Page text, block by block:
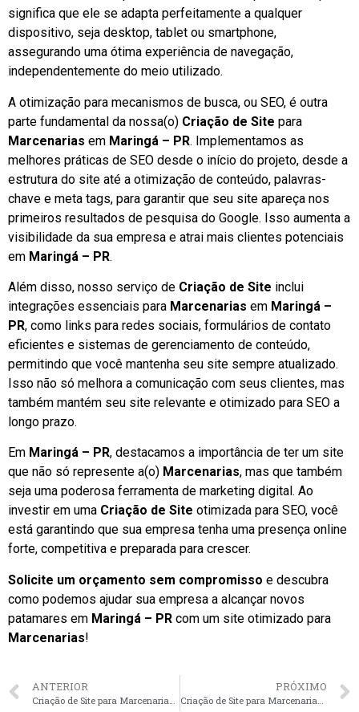
significa que ele se adapta perfeitamente a qualquer
dispositivo, seja desktop, tablet ou smartphone,
assegurando uma ótima experiência de navegação,
independentemente do meio utilizado.
A otimização para mecanismos de busca, ou SEO, é outra
parte fundamental da nossa(o) Criação de Site para
Marcenarias em Maringá – PR. Implementamos as
melhores práticas de SEO desde o início do projeto, desde a
estrutura do site até a otimização de conteúdo, palavras-
chave e meta tags, para garantir que seu site apareça nos
primeiros resultados de pesquisa do Google. Isso aumenta a
visibilidade da sua empresa e atrai mais clientes potenciais
em Maringá – PR.
Além disso, nosso serviço de Criação de Site inclui
integrações essenciais para Marcenarias em Maringá –
PR, como links para redes sociais, formulários de contato
eficientes e sistemas de gerenciamento de conteúdo,
permitindo que você mantenha seu site sempre atualizado.
Isso não só melhora a comunicação com seus clientes, mas
também mantém seu site relevante e otimizado para SEO a
longo prazo.
Em Maringá – PR, destacamos a importância de ter um site
que não só represente a(o) Marcenarias, mas que também
seja uma poderosa ferramenta de marketing digital. Ao
investir em uma Criação de Site otimizada para SEO, você
está garantindo que sua empresa tenha uma presença online
forte, competitiva e preparada para crescer.
Solicite um orçamento sem compromisso e descubra
como podemos ajudar sua empresa a alcançar novos
patamares em Maringá – PR com um site otimizado para
Marcenarias!
ANTERIOR
Criação de Site para Marcenarias em Londrina – PR faça seu orçamento
PRÓXIMO
Criação de Site para Marcenarias em Vitória – ES faça seu orçamento